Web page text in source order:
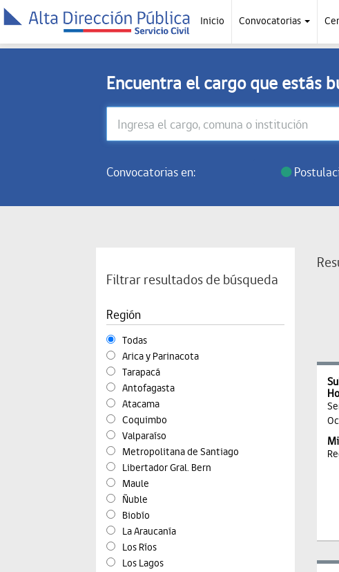
Inicio Convocatorias
Encuentra el cargo que estás
Convocatorias en:
Filtrar resultados de búsqueda
Región
Todas
Arica y Parinacota
Tarapacá
Antofagasta
Atacama
Coquimbo
Valparaíso
Metropolitana de Santiago
Libertador Gral. Bern
Maule
Ñuble
Biobío
La Araucanía
Los Ríos
Los Lagos